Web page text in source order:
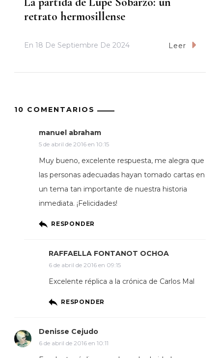
retrato hermosillense
En 18 De Septiembre De 2024 Leer
10 COMENTARIOS
manuel abraham
5 de abril de 2016 en 10:15
Muy bueno, excelente respuesta, me alegra que
las personas adecuadas hayan tomado cartas en
un tema tan importante de nuestra historia
inmediata. ¡Felicidades!
RESPONDER
RAFFAELLA FONTANOT OCHOA
6 de abril de 2016 en 09:15
Excelente réplica a la crónica de Carlos Mal
RESPONDER
Denisse Cejudo
6 de abril de 2016 en 10:11